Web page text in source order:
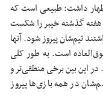
اظهار داشت: طبیعی است که
هفته گذشته خیبر را شکست
تیم‌شان پیروز شود. آنها
است. به طور کلی
در این بین برخی منطقی‌تر و
در همه بازی‌ها پیروز